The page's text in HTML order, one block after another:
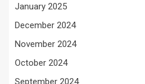
January 2025
December 2024
November 2024
October 2024
September 2024